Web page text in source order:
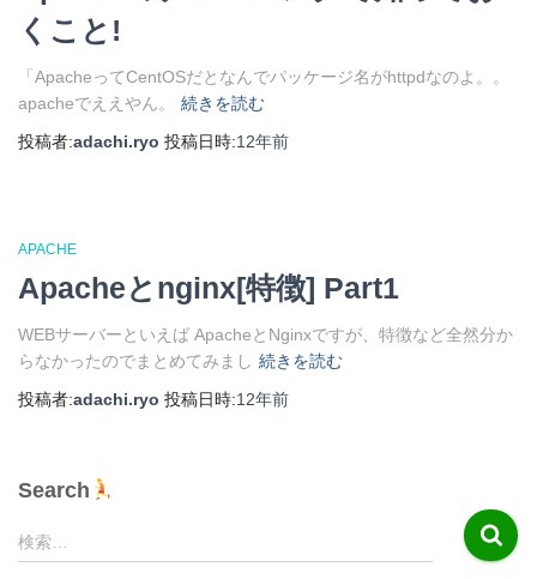
くこと!
「ApacheってCentOSだとなんでパッケージ名がhttpdなのよ。。
apacheでええやん。
続きを読む
投稿者:adachi.ryo 投稿日時:12年前
APACHE
Apacheとnginx[特徴] Part1
WEBサーバーといえば ApacheとNginxですが、特徴など全然分か
らなかったのでまとめてみまし 続きを読む
投稿者:adachi.ryo 投稿日時:12年前
Search
検
索
検索…